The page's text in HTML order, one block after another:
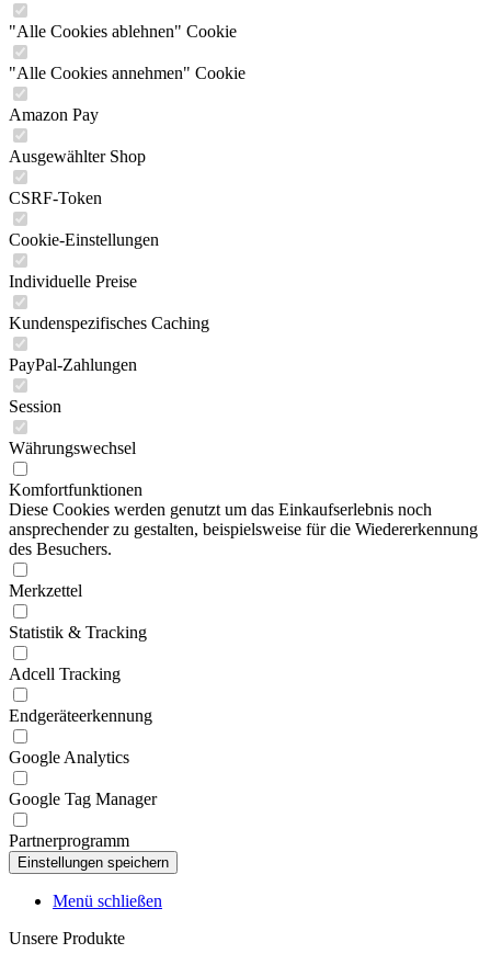
"Alle Cookies ablehnen" Cookie
"Alle Cookies annehmen" Cookie
Amazon Pay
Ausgewählter Shop
CSRF-Token
Cookie-Einstellungen
Individuelle Preise
Kundenspezifisches Caching
PayPal-Zahlungen
Session
Währungswechsel
Komfortfunktionen
Diese Cookies werden genutzt um das Einkaufserlebnis noch
ansprechender zu gestalten, beispielsweise für die Wiedererkennung
des Besuchers.
Merkzettel
Statistik & Tracking
Adcell Tracking
Endgeräteerkennung
Google Analytics
Google Tag Manager
Partnerprogramm
Menü schließen
Unsere Produkte